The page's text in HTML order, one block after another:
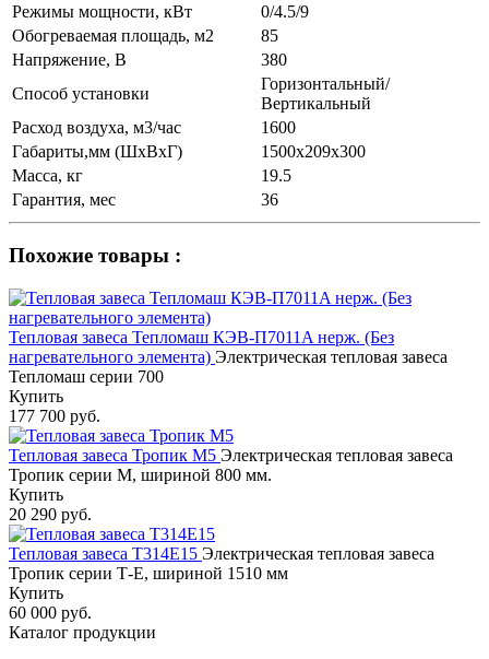
Режимы мощности, кВт
0/4.5/9
Обогреваемая площадь, м2
85
Напряжение, В
380
Способ установки
Горизонтальный/
Вертикальный
Расход воздуха, м3/час
1600
Габариты,мм (ШхВхГ)
1500х209х300
Масса, кг
19.5
Гарантия, мес
36
Похожие товары :
Тепловая завеса Тепломаш КЭВ-П7011A нерж. (Без
нагревательного элемента) Электрическая тепловая завеса
Тепломаш серии 700
Купить
177 700 руб.
Тепловая завеса Тропик М5 Электрическая тепловая завеса
Тропик серии М, шириной 800 мм.
Купить
20 290 руб.
Тепловая завеса Т314E15 Электрическая тепловая завеса
Тропик серии Т-Е, шириной 1510 мм
Купить
60 000 руб.
Каталог продукции